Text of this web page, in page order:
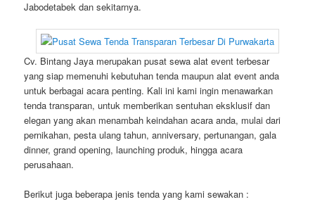
Jabodetabek dan sekitarnya.
Cv. Bintang Jaya merupakan pusat sewa alat event terbesar
yang siap memenuhi kebutuhan tenda maupun alat event anda
untuk berbagai acara penting. Kali ini kami ingin menawarkan
tenda transparan, untuk memberikan sentuhan eksklusif dan
elegan yang akan menambah keindahan acara anda, mulai dari
pernikahan, pesta ulang tahun, anniversary, pertunangan, gala
dinner, grand opening, launching produk, hingga acara
perusahaan.
Berikut juga beberapa jenis tenda yang kami sewakan :